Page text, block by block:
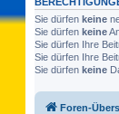
Sie dürfen keine
Sie dürfen keine
Sie dürfen Ihre
Sie dürfen Ihre
Sie dürfen keine
Foren-